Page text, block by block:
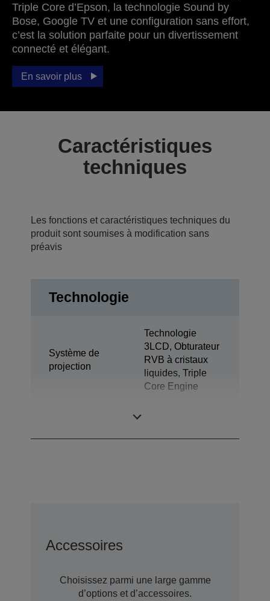
Triple Core d’Epson, la technologie Sound by
Bose, Google TV et une configuration sans effort,
c’est la solution parfaite pour un divertissement
connecté et élégant.
En savoir plus
Caractéristiques
techniques
Les fonctions et caractéristiques techniques du
produit sont soumises à modification sans
préavis
Technologie
Système de
projection
Technologie
3LCD, Obturateur
RVB à cristaux
liquides, Triple
Core Engine
Accessoires
Choisissez parmi une large gamme
d’options et d’accessoires.